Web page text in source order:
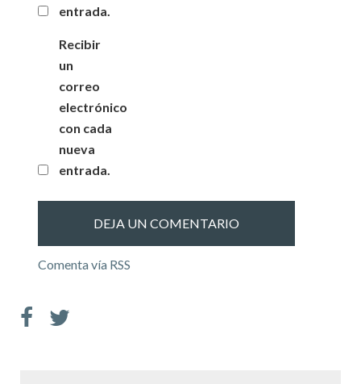
entrada.
Recibir
un
correo
electrónico
con cada
nueva
entrada.
Comenta vía RSS